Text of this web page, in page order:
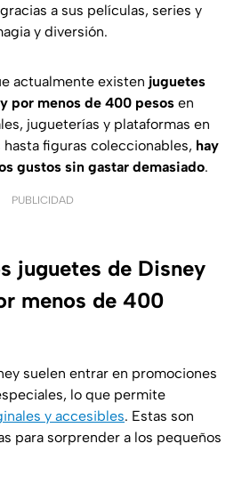
gracias a sus películas, series y
y diversión.
actualmente existen juguetes
por menos de 400 pesos en
jugueterías y plataformas en
figuras coleccionables, hay
gustos sin gastar demasiado.
PUBLICIDAD
juguetes de Disney
menos de 400
suelen entrar en promociones
lo que permite
y accesibles. Estas son
para sorprender a los pequeños